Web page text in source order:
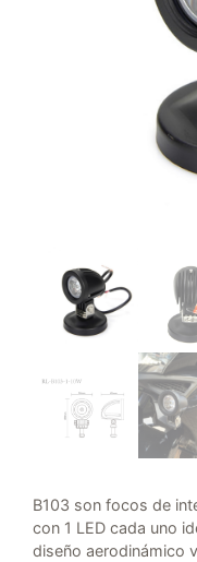
B103 son focos de
con 1 LED cada uno
diseño aerodinámico